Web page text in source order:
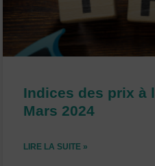
Indices des prix à
Mars 2024
LIRE LA SUITE »